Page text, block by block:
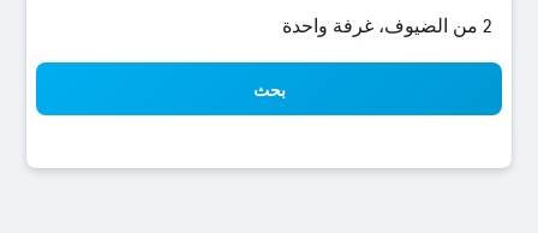
2 من الضيوف، غرفة واحدة
بحث